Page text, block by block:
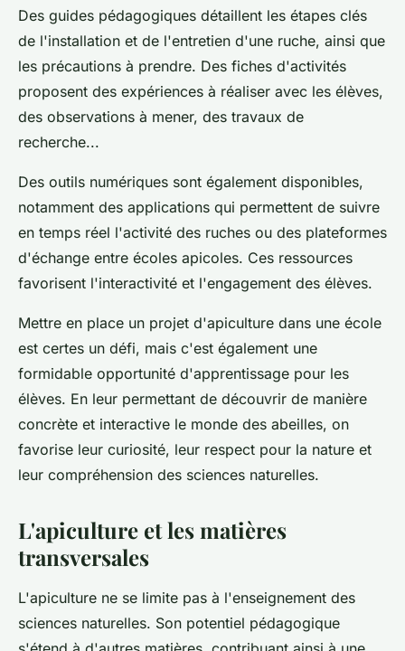
Des guides pédagogiques détaillent les étapes clés
de l'installation et de l'entretien d'une ruche, ainsi que
les précautions à prendre. Des fiches d'activités
proposent des expériences à réaliser avec les élèves,
des observations à mener, des travaux de
recherche...
Des outils numériques sont également disponibles,
notamment des applications qui permettent de suivre
en temps réel l'activité des ruches ou des plateformes
d'échange entre écoles apicoles. Ces ressources
favorisent l'interactivité et l'engagement des élèves.
Mettre en place un projet d'apiculture dans une école
est certes un défi, mais c'est également une
formidable opportunité d'apprentissage pour les
élèves. En leur permettant de découvrir de manière
concrète et interactive le monde des abeilles, on
favorise leur curiosité, leur respect pour la nature et
leur compréhension des sciences naturelles.
L'apiculture et les matières
transversales
L'apiculture ne se limite pas à l'enseignement des
sciences naturelles. Son potentiel pédagogique